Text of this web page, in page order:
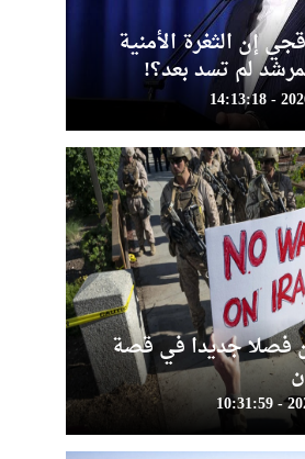
إن الثغرة الأمنية
لم تسد بعد؟!
فصلا جديدا في قصة